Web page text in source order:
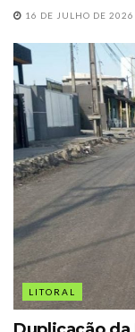
16 DE JULHO DE 2026
LITORAL